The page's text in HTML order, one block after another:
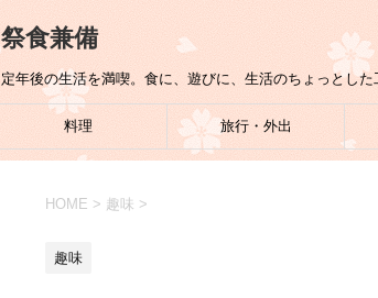
祭食兼備
定年後の生活を満喫。食に、遊びに、生活のちょっとした
料理 旅行・外出
HOME > 趣味 >
趣味